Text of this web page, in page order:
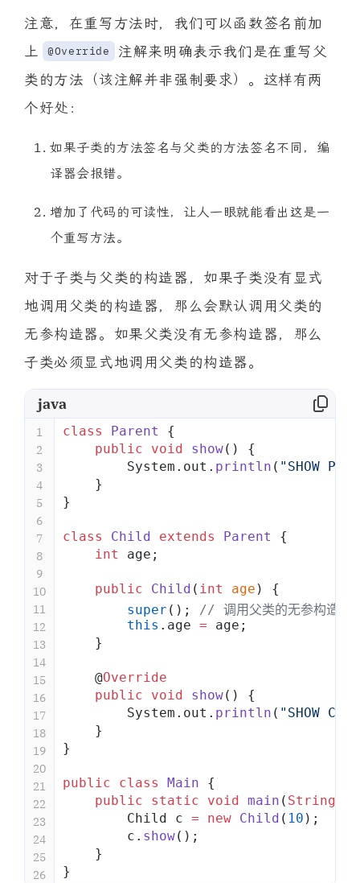
注意，在重写方法时，我们可以函数签名前加
上
@Override
注解来明确表示我们是在重写父
类的方法（该注解并非强制要求）。这样有两
个好处：
如果子类的方法签名与父类的方法签名不同，编
译器会报错。
增加了代码的可读性，让人一眼就能看出这是一
个重写方法。
对于子类与父类的构造器，如果子类没有显式
地调用父类的构造器，那么会默认调用父类的
无参构造器。如果父类没有无参构造器，那么
子类必须显式地调用父类的构造器。
java
class Parent
{
    public
void show() {
        System.out.
println ( "SHOW
    }
}
class Child extends Parent
{
    int
age;
    public
Child ( int age ) {
        super
();
// 调用父类的无参构造器
        this
.age = age;
    }
    @
Override
    public
void show() {
        System.out.
println ( "SHOW
    }
}
public class Main {
    public
static void main ( String
        Child c
= new Child ( 10 );
        c.
show();
    }
}
1
2
3
4
5
6
7
8
9
10
11
12
13
14
15
16
17
18
19
20
21
22
23
24
25
26